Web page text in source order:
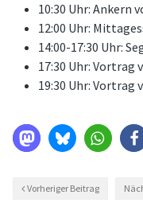
10:30 Uhr: Ankern
12:00 Uhr:
14:00-17:30 Uhr:
17:30 Uhr: Vortrag
19:30 Uhr: Vortrag
Vorheriger Beitrag